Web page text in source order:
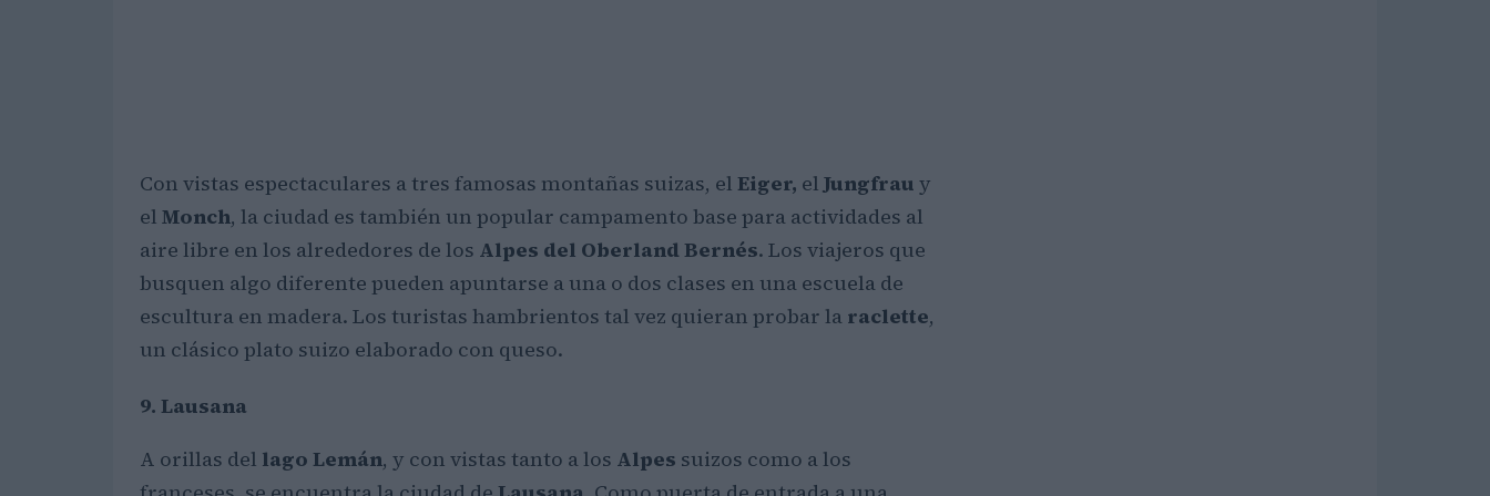
Con vistas espectaculares a tres famosas montañas suizas, el Eiger, el Jungfrau y
el Monch, la ciudad es también un popular campamento base para actividades al
aire libre en los alrededores de los Alpes del Oberland Bernés. Los viajeros que
busquen algo diferente pueden apuntarse a una o dos clases en una escuela de
escultura en madera. Los turistas hambrientos tal vez quieran probar la raclette,
un clásico plato suizo elaborado con queso.
9. Lausana
A orillas del lago Lemán, y con vistas tanto a los Alpes suizos como a los